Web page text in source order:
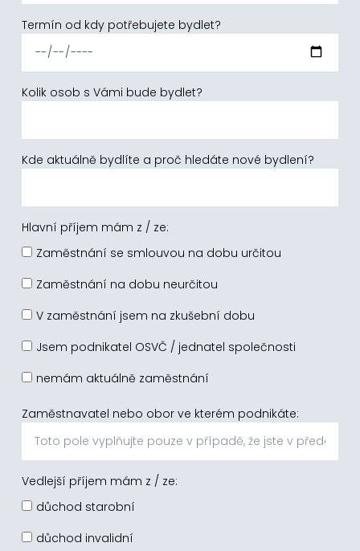
Termín od kdy potřebujete bydlet?
Kolik osob s Vámi bude bydlet?
Kde aktuálně bydlíte a proč hledáte nové bydlení?
Hlavní příjem mám z / ze:
Zaměstnání se smlouvou na dobu určitou
Zaměstnání na dobu neurčitou
V zaměstnání jsem na zkušební dobu
Jsem podnikatel OSVČ / jednatel společnosti
nemám aktuálně zaměstnání
Zaměstnavatel nebo obor ve kterém podnikáte:
Vedlejší příjem mám z / ze:
důchod starobní
důchod invalidní